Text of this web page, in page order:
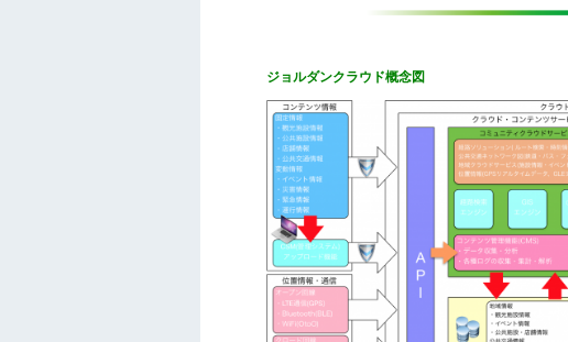
ジョルダンクラウド概念図